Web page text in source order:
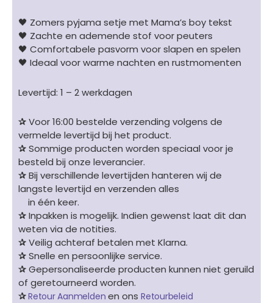
🖤 Zomers pyjama setje met Mama’s boy tekst
🖤 Zachte en ademende stof voor peuters
🖤 Comfortabele pasvorm voor slapen en spelen
🖤 Ideaal voor warme nachten en rustmomenten
Levertijd: 1 – 2 werkdagen
✰Voor 16:00 bestelde verzending volgens de
vermelde levertijd bij het product.
✰Sommige producten worden speciaal voor je
besteld bij onze leverancier.
✰Bij verschillende levertijden hanteren wij de
langste levertijd en verzenden alles
in één keer.
✰Inpakken is mogelijk. Indien gewenst laat dit dan
weten via de notities.
✰Veilig achteraf betalen met Klarna.
✰Snelle en persoonlijke service.
✰Gepersonaliseerde producten kunnen niet geruild
of geretourneerd worden.
✰Retour Aanmelden en ons Retourbeleid